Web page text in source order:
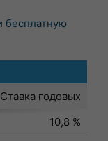
бесплатную
Ставка годовых
10,8 %